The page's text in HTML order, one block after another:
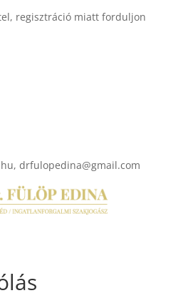
regisztráció miatt forduljon
drfulopedina@gmail.com